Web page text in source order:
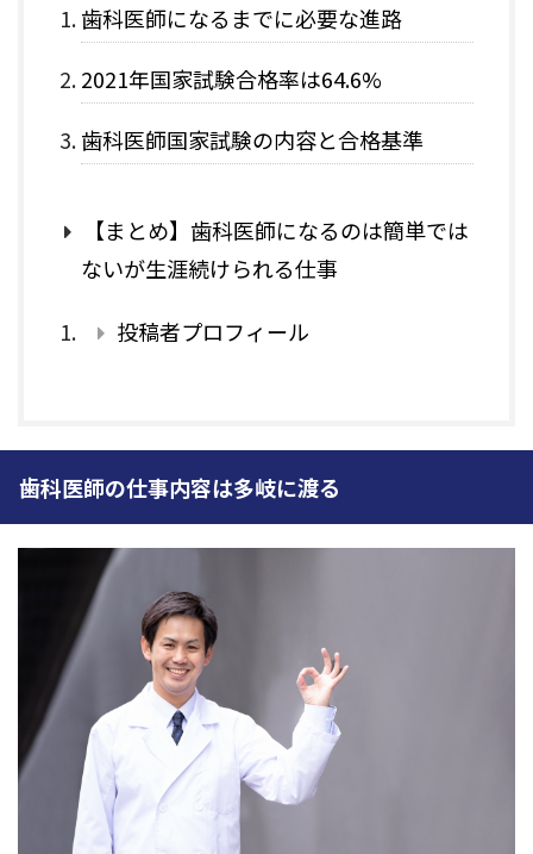
歯科医師になるまでに必要な進路
2021年国家試験合格率は64.6%
歯科医師国家試験の内容と合格基準
【まとめ】歯科医師になるのは簡単では
ないが生涯続けられる仕事
投稿者プロフィール
歯科医師の仕事内容は多岐に渡る